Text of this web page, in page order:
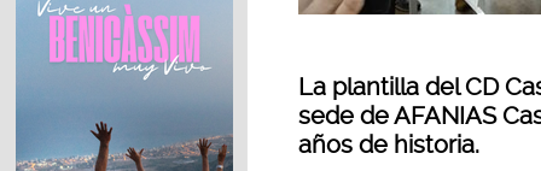
La plantilla del CD
sede de AFANIAS
años de historia.